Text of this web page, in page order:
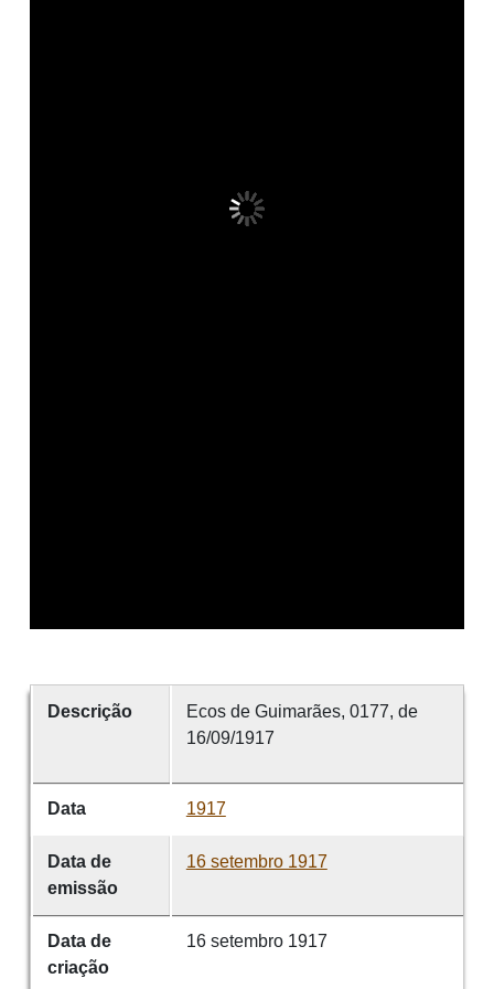
Descrição
Ecos de Guimarães, 0177, de
16/09/1917
Data 1917
Data de
emissão
16 setembro 1917
Data de
criação
16 setembro 1917